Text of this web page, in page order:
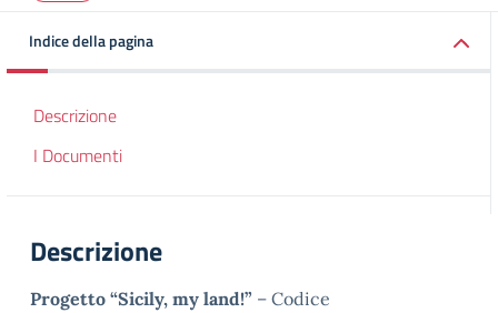
Indice della pagina
Descrizione
I Documenti
Descrizione
Progetto “Sicily, my land!” – Codice